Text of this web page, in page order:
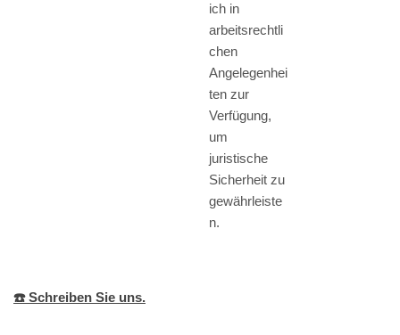
ich in
arbeitsrechtli
chen
Angelegenhei
ten zur
Verfügung,
um
juristische
Sicherheit zu
gewährleiste
n.
☎️ Schreiben Sie uns.